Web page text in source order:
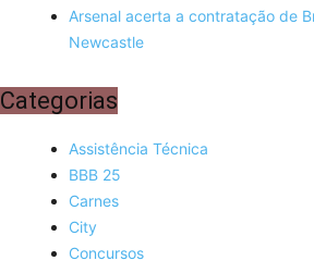
Arsenal acerta a contratação de
Newcastle
Categorias
Assistência Técnica
BBB 25
Carnes
City
Concursos